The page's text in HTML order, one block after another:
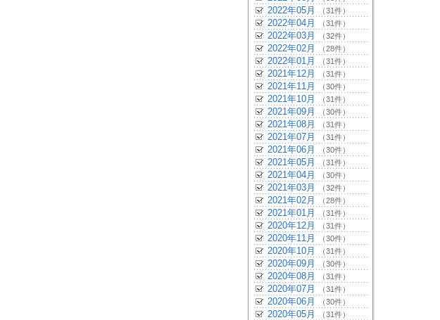
2022年05月 （31件）
2022年04月 （31件）
2022年03月 （32件）
2022年02月 （28件）
2022年01月 （31件）
2021年12月 （31件）
2021年11月 （30件）
2021年10月 （31件）
2021年09月 （30件）
2021年08月 （31件）
2021年07月 （31件）
2021年06月 （30件）
2021年05月 （31件）
2021年04月 （30件）
2021年03月 （32件）
2021年02月 （28件）
2021年01月 （31件）
2020年12月 （31件）
2020年11月 （30件）
2020年10月 （31件）
2020年09月 （30件）
2020年08月 （31件）
2020年07月 （31件）
2020年06月 （30件）
2020年05月 （31件）